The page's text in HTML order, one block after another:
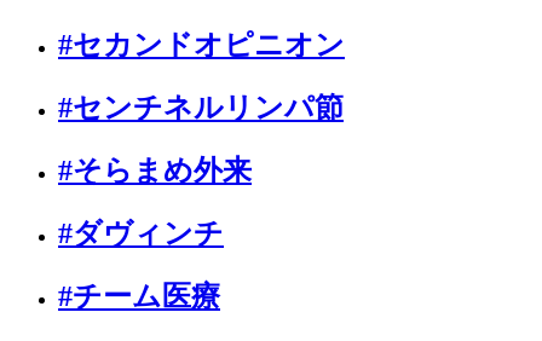
#セカンドオピニオン
#センチネルリンパ節
#そらまめ外来
#ダヴィンチ
#チーム医療